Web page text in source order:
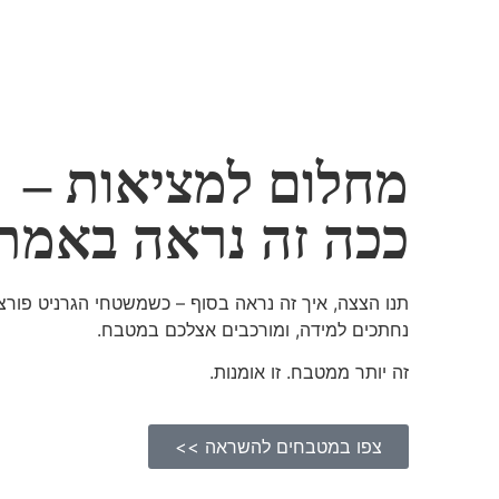
מחלום למציאות –
ככה זה נראה
תנו הצצה, איך זה נראה בסוף – כשמשטחי הגרניט
נחתכים למידה, ומורכבים אצלכם במטבח.
זה יותר ממטבח. זו אומנות.
צפו במטבחים להשראה >>